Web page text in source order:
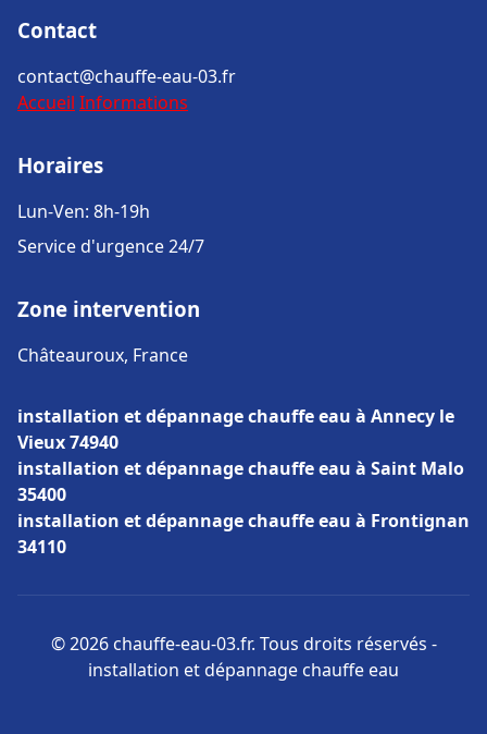
Contact
contact@chauffe-eau-03.fr
Accueil Informations
Horaires
Lun-Ven: 8h-19h
Service d'urgence 24/7
Zone intervention
Châteauroux, France
installation et dépannage chauffe eau à Annecy le
Vieux 74940
installation et dépannage chauffe eau à Saint Malo
35400
installation et dépannage chauffe eau à Frontignan
34110
© 2026 chauffe-eau-03.fr. Tous droits réservés -
installation et dépannage chauffe eau